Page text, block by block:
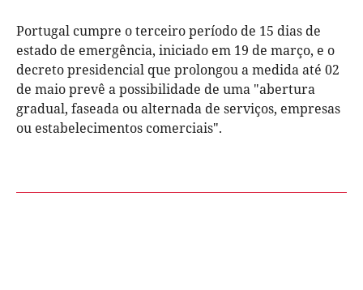
Portugal cumpre o terceiro período de 15 dias de
estado de emergência, iniciado em 19 de março, e o
decreto presidencial que prolongou a medida até 02
de maio prevê a possibilidade de uma "abertura
gradual, faseada ou alternada de serviços, empresas
ou estabelecimentos comerciais".